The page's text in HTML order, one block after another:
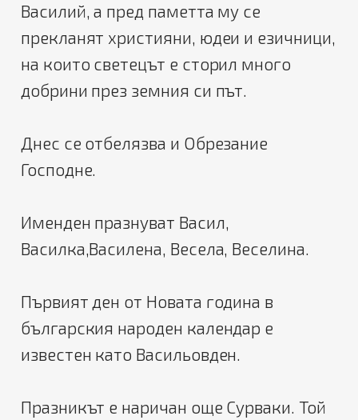
Василий, а пред паметта му се
прекланят християни, юдеи и езичници,
на които светецът е сторил много
добрини през земния си път.
Днес се отбелязва и Обрезание
Господне.
Именден празнуват Васил,
Василка,Василена, Весела, Веселина.
Първият ден от Новата година в
българския народен календар е
известен като Васильовден.
Празникът е наричан още Сурваки. Той